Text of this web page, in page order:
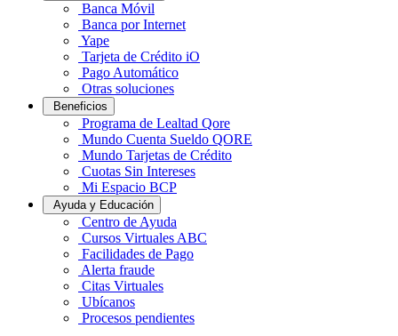
Banca Móvil
Banca por Internet
Yape
Tarjeta de Crédito iO
Pago Automático
Otras soluciones
Beneficios
Programa de Lealtad Qore
Mundo Cuenta Sueldo QORE
Mundo Tarjetas de Crédito
Cuotas Sin Intereses
Mi Espacio BCP
Ayuda y Educación
Centro de Ayuda
Cursos Virtuales ABC
Facilidades de Pago
Alerta fraude
Citas Virtuales
Ubícanos
Procesos pendientes